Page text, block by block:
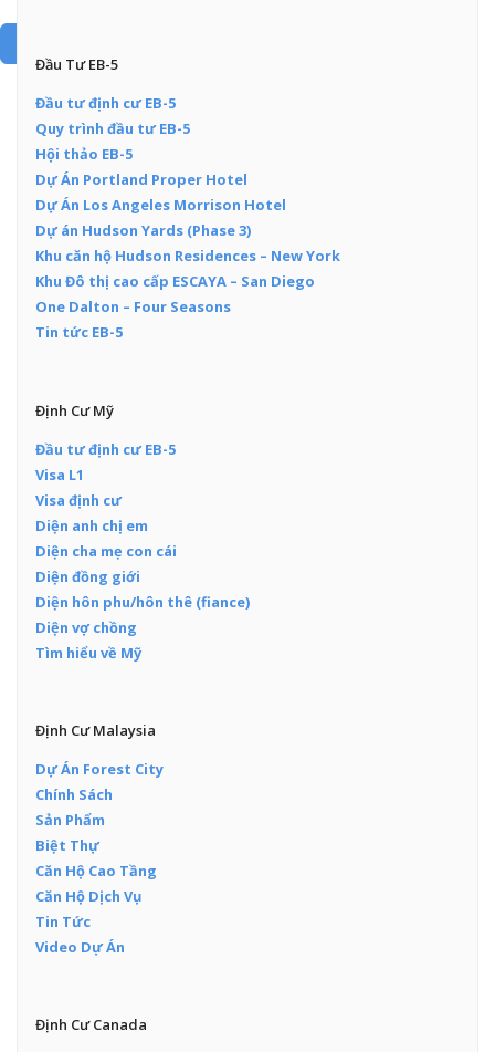
Đầu Tư EB-5
Đầu tư định cư EB-5
Quy trình đầu tư EB-5
Hội thảo EB-5
Dự Án Portland Proper Hotel
Dự Án Los Angeles Morrison Hotel
Dự án Hudson Yards (Phase 3)
Khu căn hộ Hudson Residences – New York
Khu Đô thị cao cấp ESCAYA – San Diego
One Dalton – Four Seasons
Tin tức EB-5
Định Cư Mỹ
Đầu tư định cư EB-5
Visa L1
Visa định cư
Diện anh chị em
Diện cha mẹ con cái
Diện đồng giới
Diện hôn phu/hôn thê (fiance)
Diện vợ chồng
Tìm hiểu về Mỹ
Định Cư Malaysia
Dự Án Forest City
Chính Sách
Sản Phẩm
Biệt Thự
Căn Hộ Cao Tầng
Căn Hộ Dịch Vụ
Tin Tức
Video Dự Án
Định Cư Canada